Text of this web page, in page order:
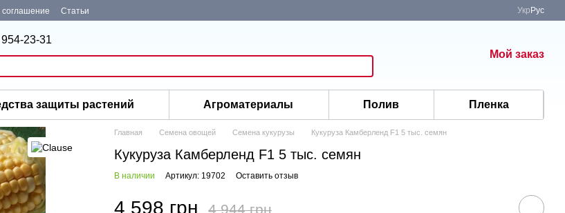
соглашение Статьи Укр Рус
23-31
Мой заказ
защиты растений Агроматериалы Полив Пленка
Главная Семена овощей Семена кукурузы Кукуруза Камберленд F1 5 тыс. семян
Кукуруза Камберленд F1 5 тыс. семян
В наличии Артикул: 19702 Оставить отзыв
4 598 грн 4 944 грн